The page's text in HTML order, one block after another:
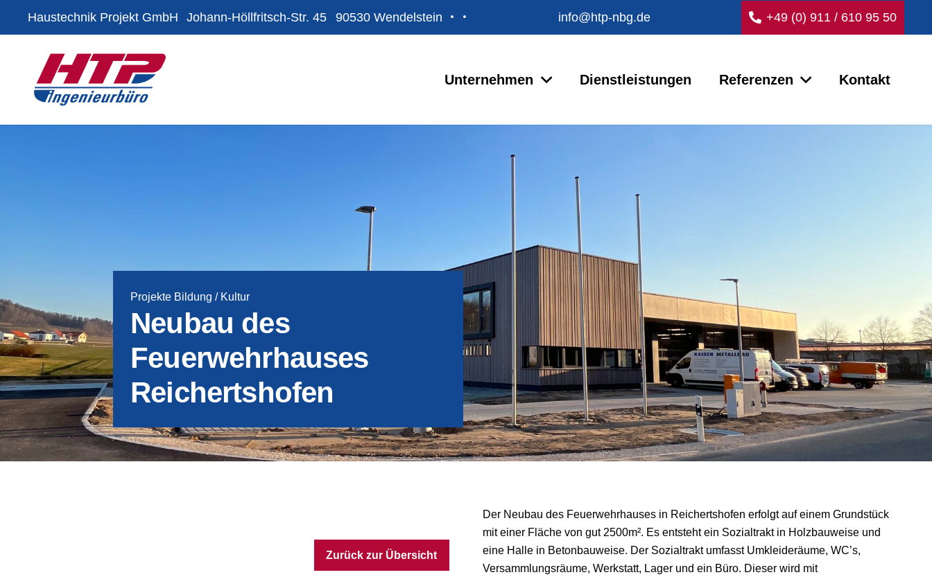
Haustechnik Projekt GmbH Johann-Höllfritsch-Str. 45 90530 Wendelstein info@htp-nbg.de +49 (0) 911 / 610 95 50
Unternehmen Dienstleistungen Referenzen Kontakt
Projekte Bildung / Kultur
Neubau des
Feuerwehrhauses
Reichertshofen
Zurück zur Übersicht
Der Neubau des Feuerwehrhauses in Reichertshofen erfolgt auf einem Grundstück
mit einer Fläche von gut 2500m². Es entsteht ein Sozialtrakt in Holzbauweise und
eine Halle in Betonbauweise. Der Sozialtrakt umfasst Umkleideräume, WC’s,
Versammlungsräume, Werkstatt, Lager und ein Büro. Dieser wird mit